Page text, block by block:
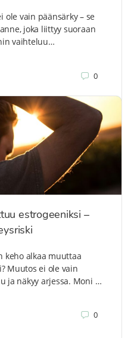
vain päänsärky – se
joka liittyy suoraan
vaihteluu…
0
estrogeeniksi –
keho alkaa muuttaa
Muutos ei ole vain
ja näkyy arjessa. Moni …
0